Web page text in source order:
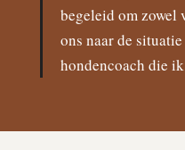
begeleid om zowel
ons naar de
hondencoach die